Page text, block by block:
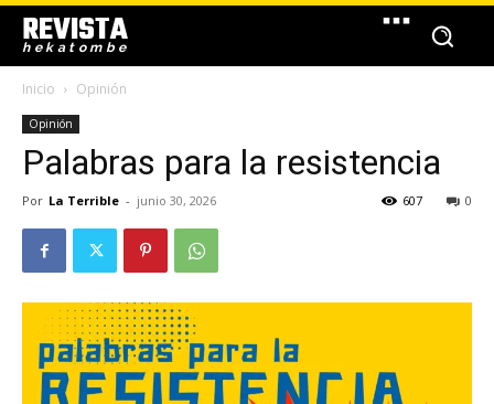
REVISTA
hekatombe
Inicio Opinión
Opinión
Palabras para la resistencia
Por La Terrible - junio 30, 2026 0
607